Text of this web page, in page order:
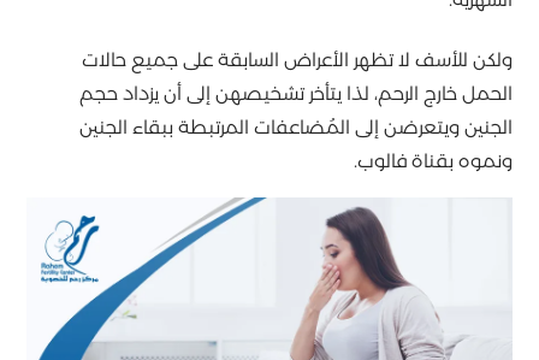
ولكن للأسف لا تظهر الأعراض السابقة على جميع حالات
الحمل خارج الرحم، لذا يتأخر تشخيصهن إلى أن يزداد حجم
الجنين ويتعرضن إلى المُضاعفات المرتبطة ببقاء الجنين
ونموه بقناة فالوب.